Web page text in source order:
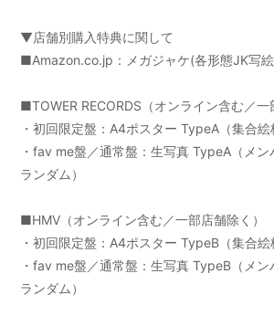
▼店舗別購入特典に関して
■Amazon.co.jp：メガジャケ(各形態JK写
■TOWER RECORDS（オンライン含む／一
・初回限定盤：A4ポスター TypeA（集合絵
・fav me盤／通常盤：生写真 TypeA（メ
ランダム）
■HMV（オンライン含む／一部店舗除く）
・初回限定盤：A4ポスター TypeB（集合絵
・fav me盤／通常盤：生写真 TypeB（メ
ランダム）